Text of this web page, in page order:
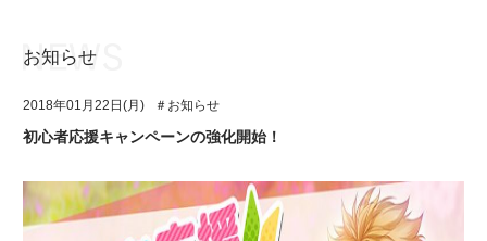
アプリゲーム
ユニット&キャラクター
お知らせ
2018年01月22日(月) ＃お知らせ
初心者応援キャンペーンの強化開始！